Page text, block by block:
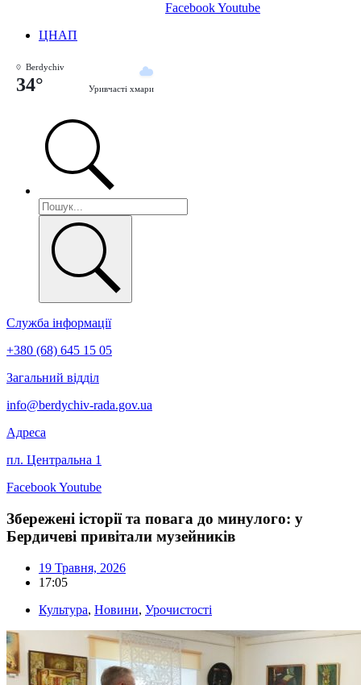
FacebookYoutube
ЦНАП
Berdychiv
34° Уривчасті хмари
Служба інформації
+380 (68) 645 15 05
Загальний відділ
info@berdychiv-rada.gov.ua
Адреса
пл. Центральна 1
FacebookYoutube
Збережені історії та повага до минулого: у
Бердичеві привітали музейників
19 Травня, 2026
17:05
Культура, Новини, Урочистості